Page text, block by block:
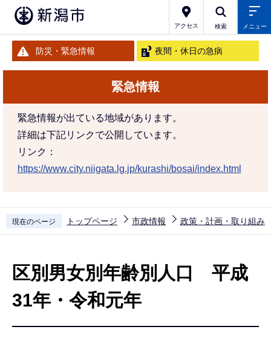
アクセス 検索 メニュー
防災・緊急情報 夜間・休日の急病
緊急情報
緊急情報が出ている地域があります。
詳細は下記リンクで公開しています。
リンク：
https://www.city.niigata.lg.jp/kurashi/bosai/index.html
現在のページ トップページ 市政情報 政策・計画・取り組み
区別男女別年齢別人口 平成
31年・令和元年